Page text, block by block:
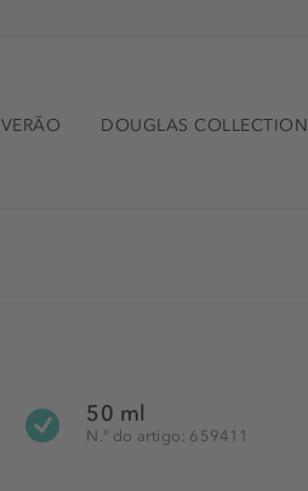
VERÃO DOUGLAS COLLECTION
50 ml
N.° do artigo: 659411